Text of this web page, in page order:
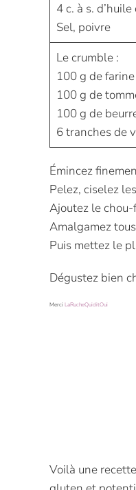
4 c. à s. d’huile
Sel, poivre
Le crumble :
100 g de
100 g de
100 g de
6 tranches de
Émincez
Pelez, ciselez
Ajoutez le
Amalgamez
Puis mettez le
Dégustez bien
MerciLaRucheQuiditOui
Voilà une